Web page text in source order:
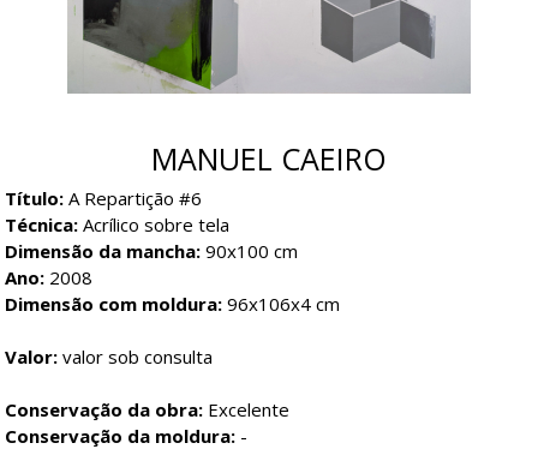
MANUEL CAEIRO
Título:A Repartição #6
Técnica:Acrílico sobre tela
Dimensão da mancha:90x100 cm
Ano: 2008
Dimensão com moldura:96x106x4 cm
Valor:valor sob consulta
Conservação da obra: Excelente
Conservação da moldura: -